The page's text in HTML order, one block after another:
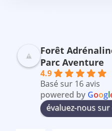
Forêt
Parc Aventure
4.9
Basé sur 16 avis
powered by Googl
évaluez-nous sur